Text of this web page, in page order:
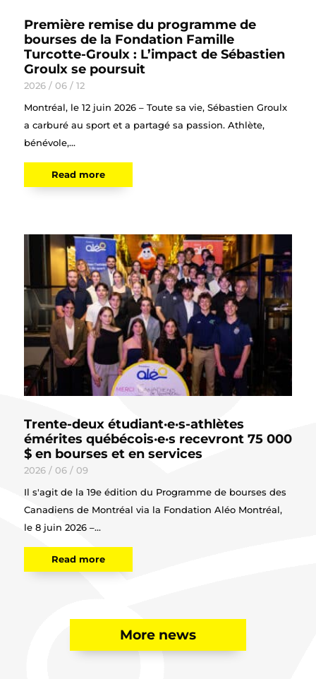
Première remise du programme de
bourses de la Fondation Famille
Turcotte-Groulx : L’impact de Sébastien
Groulx se poursuit
2026 / 06 / 12
Montréal, le 12 juin 2026 – Toute sa vie, Sébastien Groulx
a carburé au sport et a partagé sa passion. Athlète,
bénévole,...
Read more
Trente-deux étudiant·e·s-athlètes
émérites québécois·e·s recevront 75 000
$ en bourses et en services
2026 / 06 / 09
Il s'agit de la 19e édition du Programme de bourses des
Canadiens de Montréal via la Fondation Aléo Montréal,
le 8 juin 2026 –...
Read more
More news